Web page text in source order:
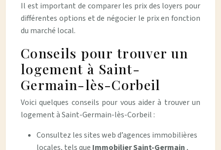
Il est important de comparer les prix des loyers pour
différentes options et de négocier le prix en fonction
du marché local.
Conseils pour trouver un
logement à Saint-
Germain-lès-Corbeil
Voici quelques conseils pour vous aider à trouver un
logement à Saint-Germain-lès-Corbeil :
Consultez les sites web d’agences immobilières
locales, tels que Immobilier Saint-Germain ,